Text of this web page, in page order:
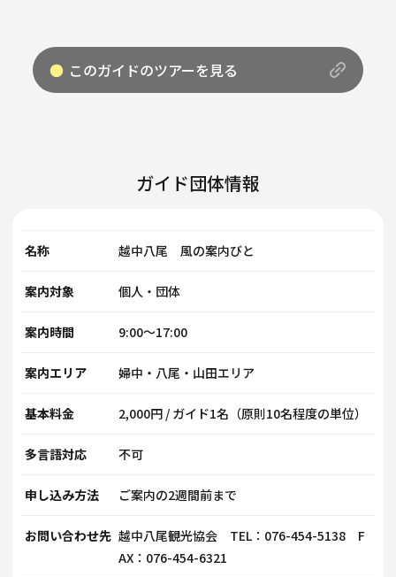
このガイドのツアーを見る
ガイド団体情報
名称 越中八尾 風の案内びと
案内対象 個人・団体
案内時間 9:00～17:00
案内エリア 婦中・八尾・山田エリア
基本料金 2,000円 / ガイド1名（原則10名程度の単位）
多言語対応 不可
申し込み方法 ご案内の2週間前まで
お問い合わせ先 越中八尾観光協会 TEL：076-454-5138 F
AX：076-454-6321